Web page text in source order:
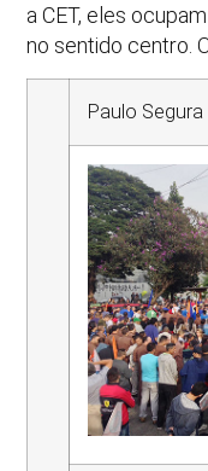
a CET, eles
no sentido centro.
Paulo Segura